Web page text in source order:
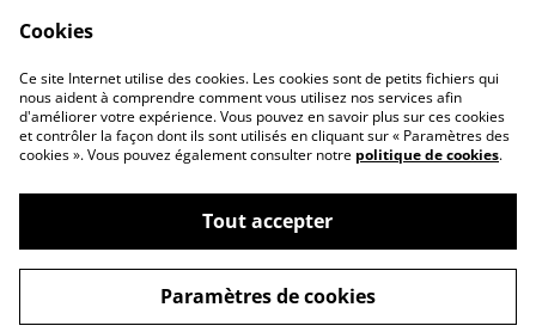
Politique de
confidentialité
Politique des cookies
©2026Ghost factory
powered by
Cookies
Ce site Internet utilise des cookies. Les cookies sont de petits fichiers qui
nous aident à comprendre comment vous utilisez nos services afin
d'améliorer votre expérience. Vous pouvez en savoir plus sur ces cookies
et contrôler la façon dont ils sont utilisés en cliquant sur « Paramètres des
cookies ». Vous pouvez également consulter notre politique de cookies.
Tout accepter
Paramètres de cookies